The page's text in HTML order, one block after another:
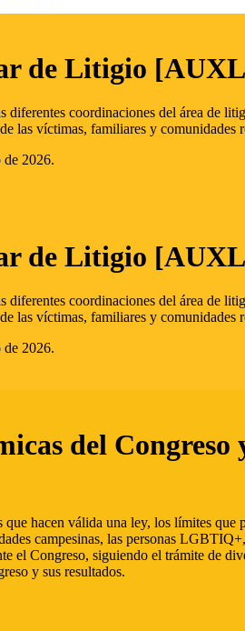
de Litigio
diferentes coordinaciones del área de
las víctimas, familiares y
de 2026.
de Litigio
diferentes coordinaciones del área de
las víctimas, familiares y
de 2026.
del
hacen válida una ley, los límites
campesinas, las personas
el Congreso, siguiendo el trámite de
y sus resultados.